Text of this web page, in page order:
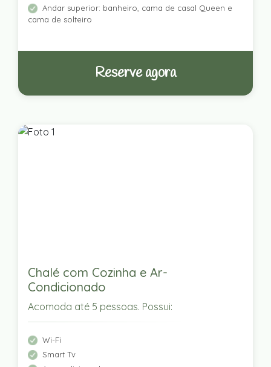
Andar superior: banheiro, cama de casal Queen e
cama de solteiro
Reserve agora
Chalé com Cozinha e Ar-
Condicionado
Acomoda até 5 pessoas. Possui:
Wi-Fi
Smart Tv